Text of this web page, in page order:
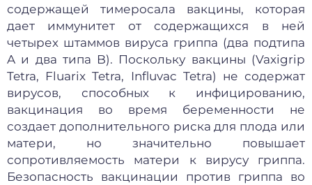
содержащей тимеросала вакцины, которая
дает иммунитет от содержащихся в ней
четырех штаммов вируса гриппа (два подтипа
A и два типа B). Поскольку вакцины (Vaxigrip
Tetra, Fluarix Tetra, Influvac Tetra) не содержат
вирусов, способных к инфицированию,
вакцинация во время беременности не
создает дополнительного риска для плода или
матери, но значительно повышает
сопротивляемость матери к вирусу гриппа.
Безопасность вакцинации против гриппа во